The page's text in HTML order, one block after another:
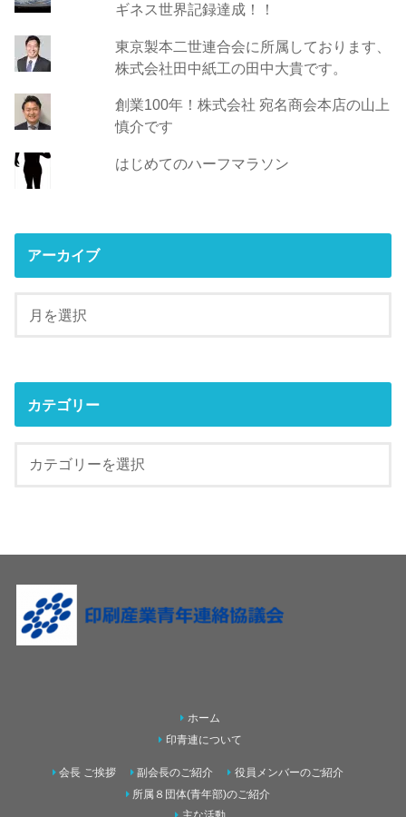
ギネス世界記録達成！！
東京製本二世連合会に所属しております、
株式会社田中紙工の田中大貴です。
創業100年！株式会社 宛名商会本店の山上
慎介です
はじめてのハーフマラソン
アーカイブ
カテゴリー
ホーム
印青連について
会長 ご挨拶 副会長のご紹介
役員メンバーのご紹介
所属８団体(青年部)のご紹介